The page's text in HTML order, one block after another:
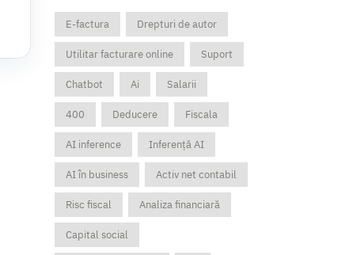
E-factura Drepturi de autor
Utilitar facturare online Suport
Chatbot Ai Salarii
400 Deducere Fiscala
AI inference Inferență AI
AI în business Activ net contabil
Risc fiscal Analiza financiară
Capital social